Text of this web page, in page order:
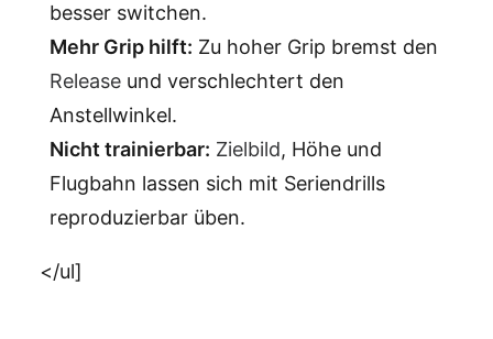
besser switchen.
Mehr Grip hilft: Zu hoher Grip bremst den
Release und verschlechtert den
Anstellwinkel.
Nicht trainierbar: Zielbild, Höhe und
Flugbahn lassen sich mit Seriendrills
reproduzierbar üben.
</ul]